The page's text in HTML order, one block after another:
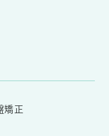
矯正